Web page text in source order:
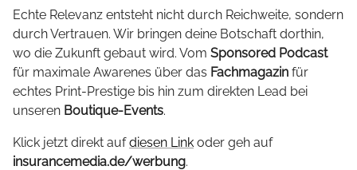
Echte Relevanz entsteht nicht durch Reichweite, sondern
durch Vertrauen. Wir bringen deine Botschaft dorthin,
wo die Zukunft gebaut wird. Vom Sponsored Podcast
für maximale Awarenes über das Fachmagazin für
echtes Print-Prestige bis hin zum direkten Lead bei
unseren Boutique-Events.
Klick jetzt direkt aufdiesen Link oder geh auf
insurancemedia.de/werbung.